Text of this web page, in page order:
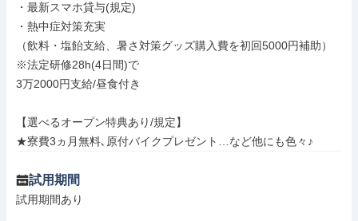
・最新スマホ貸与(規定)
・熱中症対策充実
（飲料・塩飴支給、暑さ対策グッズ購入費を初回5000円補助）
※法定研修28h(4日間)で
3万2000円支給/昼食付き
【選べるオープン特典あり/規定】
★寮費3ヵ月無料､原付バイクプレゼント…など他にも色々♪
試用期間
試用期間あり